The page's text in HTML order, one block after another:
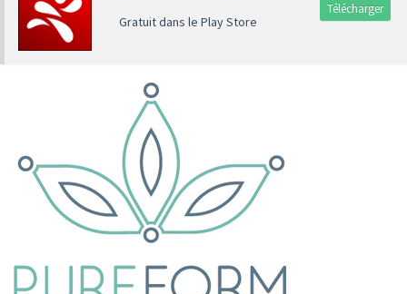
Gratuit dans le Play Store
Télécharger